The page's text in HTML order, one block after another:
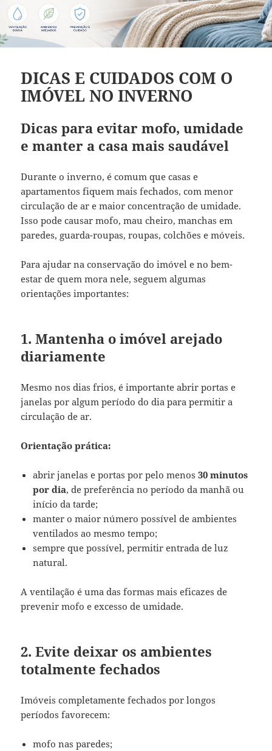
DICAS E CUIDADOS COM O
IMÓVEL NO INVERNO
Dicas para evitar mofo, umidade
e manter a casa mais saudável
Durante o inverno, é comum que casas e
apartamentos fiquem mais fechados, com menor
circulação de ar e maior concentração de umidade.
Isso pode causar mofo, mau cheiro, manchas em
paredes, guarda-roupas, roupas, colchões e móveis.
Para ajudar na conservação do imóvel e no bem-
estar de quem mora nele, seguem algumas
orientações importantes:
1. Mantenha o imóvel arejado
diariamente
Mesmo nos dias frios, é importante abrir portas e
janelas por algum período do dia para permitir a
circulação de ar.
Orientação prática:
abrir janelas e portas por pelo menos30 minutos
por dia, de preferência no período da manhã ou
início da tarde;
manter o maior número possível de ambientes
ventilados ao mesmo tempo;
sempre que possível, permitir entrada de luz
natural.
A ventilação é uma das formas mais eficazes de
prevenir mofo e excesso de umidade.
2. Evite deixar os ambientes
totalmente fechados
Imóveis completamente fechados por longos
períodos favorecem:
mofo nas paredes;